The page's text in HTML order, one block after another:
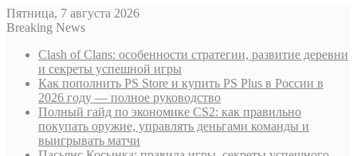
Пятница, 7 августа 2026
Breaking News
Clash of Clans: особенности стратегии, развитие деревни
и секреты успешной игры
Как пополнить PS Store и купить PS Plus в России в
2026 году — полное руководство
Полный гайд по экономике CS2: как правильно
покупать оружие, управлять деньгами команды и
выигрывать матчи